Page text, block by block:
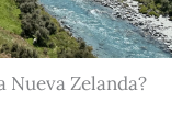
Nueva Zelanda?